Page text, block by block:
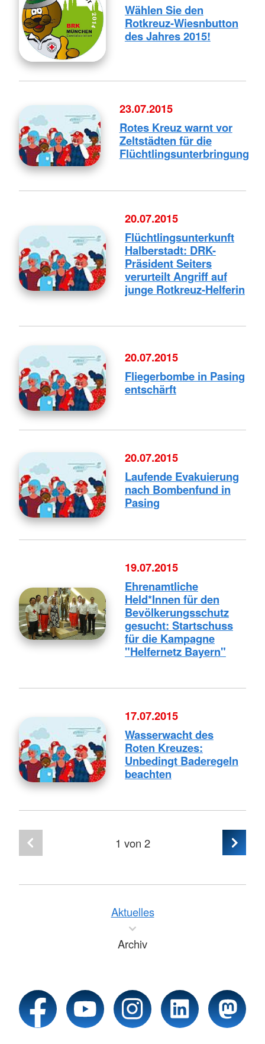
Wählen Sie den
Rotkreuz-Wiesnbutton
des Jahres 2015!
23.07.2015
Rotes Kreuz warnt vor
Zeltstädten für die
Flüchtlingsunterbringung
20.07.2015
Flüchtlingsunterkunft
Halberstadt: DRK-
Präsident Seiters
verurteilt Angriff auf
junge Rotkreuz-Helferin
20.07.2015
Fliegerbombe in Pasing
entschärft
20.07.2015
Laufende Evakuierung
nach Bombenfund in
Pasing
19.07.2015
Ehrenamtliche
Held*Innen für den
Bevölkerungsschutz
gesucht: Startschuss
für die Kampagne
"Helfernetz Bayern"
17.07.2015
Wasserwacht des
Roten Kreuzes:
Unbedingt Baderegeln
beachten
1 von 2
Aktuelles
Archiv